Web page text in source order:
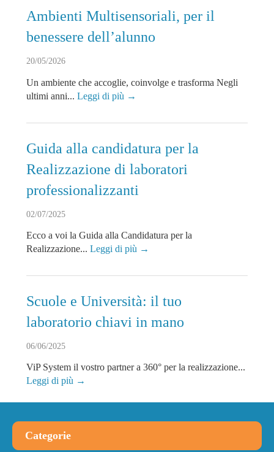
Ambienti Multisensoriali, per il
benessere dell’alunno
20/05/2026
Un ambiente che accoglie, coinvolge e trasforma Negli
ultimi anni... Leggi di più →
Guida alla candidatura per la
Realizzazione di laboratori
professionalizzanti
02/07/2025
Ecco a voi la Guida alla Candidatura per la
Realizzazione... Leggi di più →
Scuole e Università: il tuo
laboratorio chiavi in mano
06/06/2025
ViP System il vostro partner a 360° per la realizzazione...
Leggi di più →
Categorie